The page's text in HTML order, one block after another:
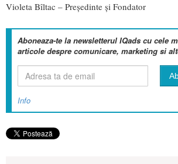
Violeta Bîltac – Președinte și Fondator
Aboneaza-te la newsletterul IQads cu cele
articole despre comunicare, marketing si
Info